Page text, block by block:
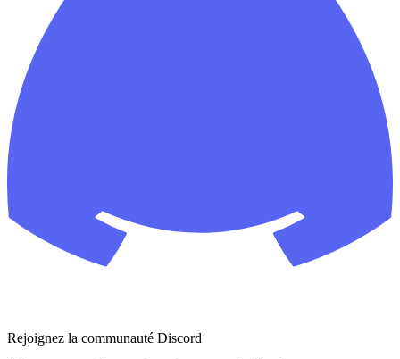
Rejoignez la communauté Discord